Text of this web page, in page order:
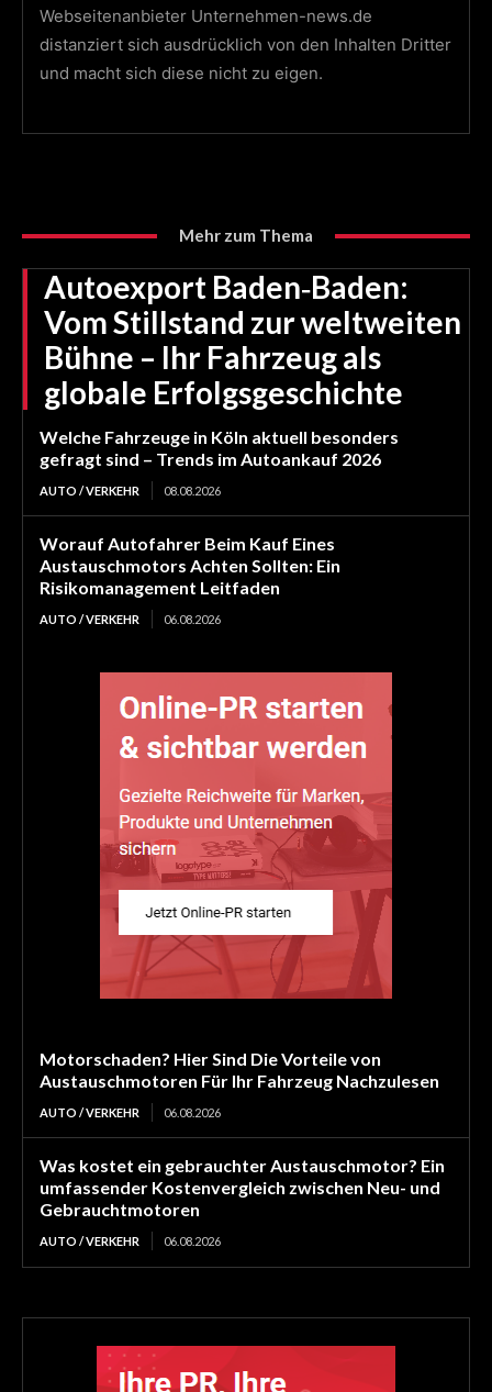
Webseitenanbieter Unternehmen-news.de
distanziert sich ausdrücklich von den Inhalten Dritter
und macht sich diese nicht zu eigen.
Mehr zum Thema
Autoexport Baden‑Baden:
Vom Stillstand zur weltweiten
Bühne – Ihr Fahrzeug als
globale Erfolgsgeschichte
Welche Fahrzeuge in Köln aktuell besonders
gefragt sind – Trends im Autoankauf 2026
AUTO / VERKEHR 08.08.2026
Worauf Autofahrer Beim Kauf Eines
Austauschmotors Achten Sollten: Ein
Risikomanagement Leitfaden
AUTO / VERKEHR 06.08.2026
Motorschaden? Hier Sind Die Vorteile von
Austauschmotoren Für Ihr Fahrzeug Nachzulesen
AUTO / VERKEHR 06.08.2026
Was kostet ein gebrauchter Austauschmotor? Ein
umfassender Kostenvergleich zwischen Neu- und
Gebrauchtmotoren
AUTO / VERKEHR 06.08.2026